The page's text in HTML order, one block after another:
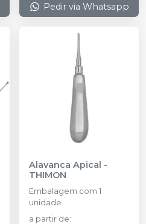
Pedir via Whatsapp
Alavanca Apical -
THIMON
Embalagem com 1
unidade.
a partir de: